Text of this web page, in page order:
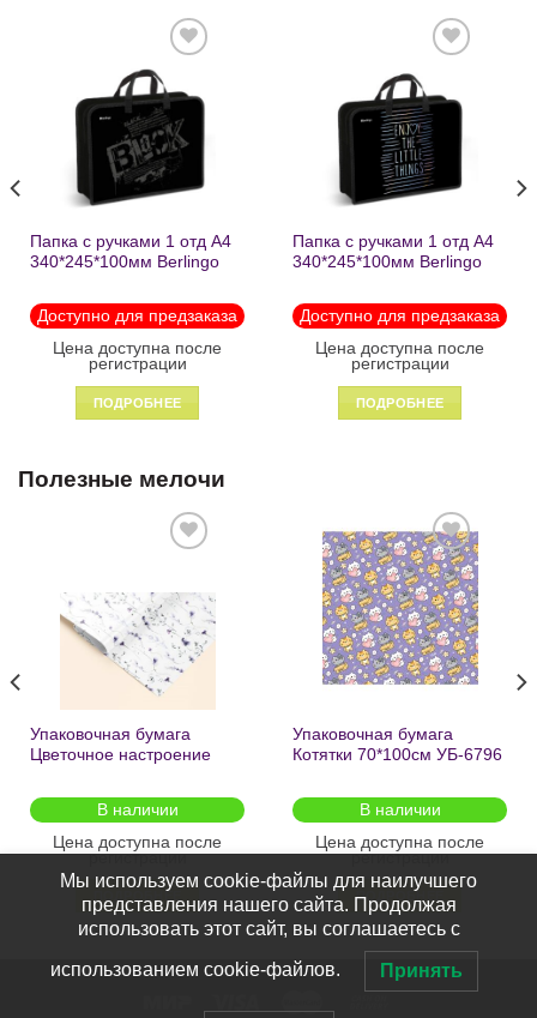
Добавить
в список
желаний
Папка с ручками 1 отд А4
340*245*100мм Berlingo
молнии1246
Доступно для предзаказа
Цена доступна после
регистрации
ПОДРОБНЕЕ
Добавить
в список
желаний
Папка с ручками 1 отд А4
340*245*100мм Berlingo
пластик на молнии 1215
Доступно для предзаказа
Цена доступна после
регистрации
ПОДРОБНЕЕ
Полезные мелочи
желаний
Упаковочная бумага
Цветочное настроение
2шт/
В наличии
Цена доступна после
регистрации
Добавить
в список
желаний
Упаковочная бумага
Котятки 70*100см УБ-6796
В наличии
Цена доступна после
регистрации
ПОДРОБНЕЕ
Мы используем cookie-файлы для наилучшего
представления нашего сайта. Продолжая
использовать этот сайт, вы соглашаетесь с
использованием cookie-файлов. Принять